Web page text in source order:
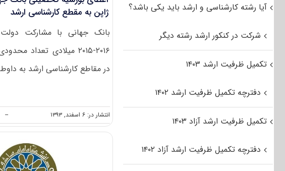
ژاپن به مقطع کارشناسی ارشد
بانک جهانی با مشارکت
۲۰۱۶-۲۰۱۵ میلادی تعداد
در مقاطع کارشناسی ارشد به
انتشار در: ۶ اسفند, ۱۳۹۳ --
آیا رشته کارشناسی و ارشد باید یکی باشد؟
شرکت در کنکور ارشد رشته دیگر
تکمیل ظرفیت ارشد ۱۴۰۳
دفترچه تکمیل ظرفیت ارشد ۱۴۰۲
تکمیل ظرفیت ارشد آزاد ۱۴۰۳
دفترچه تکمیل ظرفیت ارشد آزاد ۱۴۰۲